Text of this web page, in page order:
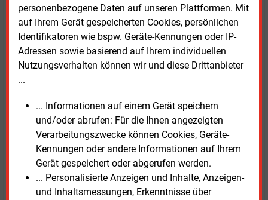
personenbezogene Daten auf unseren Plattformen. Mit
auf Ihrem Gerät gespeicherten Cookies, persönlichen
Identifikatoren wie bspw. Geräte-Kennungen oder IP-
Adressen sowie basierend auf Ihrem individuellen
Nutzungsverhalten können wir und diese Drittanbieter
...
... Informationen auf einem Gerät speichern
und/oder abrufen: Für die Ihnen angezeigten
Verarbeitungszwecke können Cookies, Geräte-
Kennungen oder andere Informationen auf Ihrem
Gerät gespeichert oder abgerufen werden.
... Personalisierte Anzeigen und Inhalte, Anzeigen-
und Inhaltsmessungen, Erkenntnisse über
Diese Instrumente stoßen laut Studie jedoch
zunehmend an Grenzen. Grund dafür sind Umfang,
Dauer und Gleichzeitigkeit der geplanten
Investitionen. Deshalb greifen viele Unternehmen
Schuldscheindarlehen, Kredite der Europäischen
Investitionsbank, eigenkapitalähnliche
Gesellschafterdarlehen sowie Beteiligungen von
Private-Equity-Investoren oder Bürgern. Bürgerkapital
wird dabei beispielsweise über Crowdfunding,
Genussrechte oder Kooperationen mit lokalen
Kreditinstituten eingebunden.